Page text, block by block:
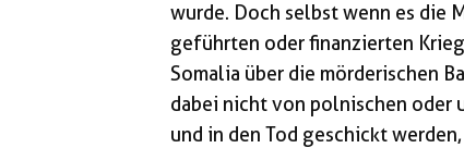
wurde. Doch selbst wenn es die
geführten oder finanzierten
Somalia über die mörderischen
dabei nicht von polnischen oder
und in den Tod geschickt